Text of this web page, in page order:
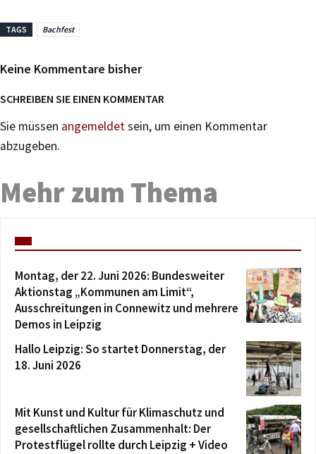
TAGS Bachfest
Keine Kommentare bisher
SCHREIBEN SIE EINEN KOMMENTAR
Sie müssen angemeldetsein, um einen Kommentar
abzugeben.
Mehr zum Thema
Montag, der 22. Juni 2026: Bundesweiter
Aktionstag „Kommunen am Limit“,
Ausschreitungen in Connewitz und mehrere
Demos in Leipzig
Hallo Leipzig: So startet Donnerstag, der
18. Juni 2026
Mit Kunst und Kultur für Klimaschutz und
gesellschaftlichen Zusammenhalt: Der
Protestflügel rollte durch Leipzig + Video